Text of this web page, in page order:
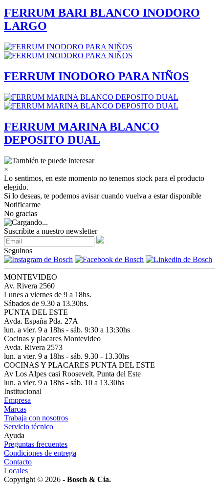
FERRUM BARI BLANCO INODORO
LARGO
FERRUM INODORO PARA NIÑOS
FERRUM MARINA BLANCO
DEPOSITO DUAL
×
Lo sentimos, en este momento no tenemos stock para el producto
elegido.
Si lo deseas, te podemos avisar cuando vuelva a estar disponible
Notificarme
No gracias
Suscribite a nuestro newsletter
Seguinos
MONTEVIDEO
Av. Rivera 2560
Lunes a viernes de 9 a 18hs.
Sábados de 9.30 a 13.30hs.
PUNTA DEL ESTE
Avda. España Pda. 27A
lun. a vier. 9 a 18hs - sáb. 9:30 a 13:30hs
Cocinas y placares Montevideo
Avda. Rivera 2573
lun. a vier. 9 a 18hs - sáb. 9.30 - 13.30hs
COCINAS Y PLACARES PUNTA DEL ESTE
Av Los Alpes casi Roosevelt, Punta del Este
lun. a vier. 9 a 18hs - sáb. 10 a 13.30hs
Institucional
Empresa
Marcas
Trabaja con nosotros
Servicio técnico
Ayuda
Preguntas frecuentes
Condiciones de entrega
Contacto
Locales
Copyright © 2026 - Bosch & Cia.